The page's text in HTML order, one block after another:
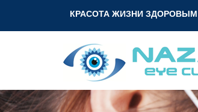
КРАСОТА ЖИЗНИ ЗДОРОВЫМ ВЗГЛЯДОМ! *